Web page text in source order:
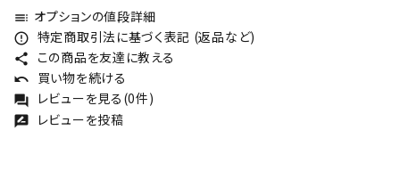
toc オプションの値段詳細
error_outline 特定商取引法に基づく表記 (返品など)
share この商品を友達に教える
undo 買い物を続ける
forum レビューを見る(0件)
rate_review レビューを投稿